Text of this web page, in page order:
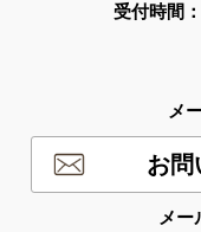
受付時間
メ
お問
メー